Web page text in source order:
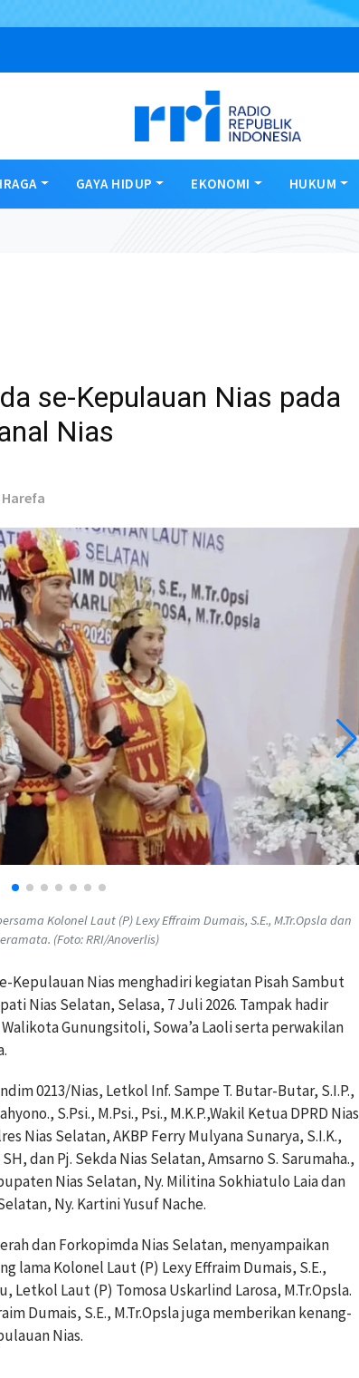
GAYA HIDUP EKONOMI HUKUM
se-Kepulauan Nias pada
Nias
Kolonel Laut (P) Lexy Effraim Dumais, S.E., M.Tr.Opsla dan
(Foto: RRI/Anoverlis)
Kepulauan Nias menghadiri kegiatan Pisah Sambut
Nias Selatan, Selasa, 7 Juli 2026. Tampak hadir
Gunungsitoli, Sowa’a Laoli serta perwakilan
0213/Nias, Letkol Inf. Sampe T. Butar-Butar, S.I.P.,
S.Psi., M.Psi., Psi., M.K.P.,Wakil Ketua DPRD Nias
Nias Selatan, AKBP Ferry Mulyana Sunarya, S.I.K.,
dan Pj. Sekda Nias Selatan, Amsarno S. Sarumaha.,
Nias Selatan, Ny. Militina Sokhiatulo Laia dan
Ny. Kartini Yusuf Nache.
dan Forkopimda Nias Selatan, menyampaikan
lama Kolonel Laut (P) Lexy Effraim Dumais, S.E.,
Letkol Laut (P) Tomosa Uskarlind Larosa, M.Tr.Opsla.
Dumais, S.E., M.Tr.Opsla juga memberikan kenang-
Nias.